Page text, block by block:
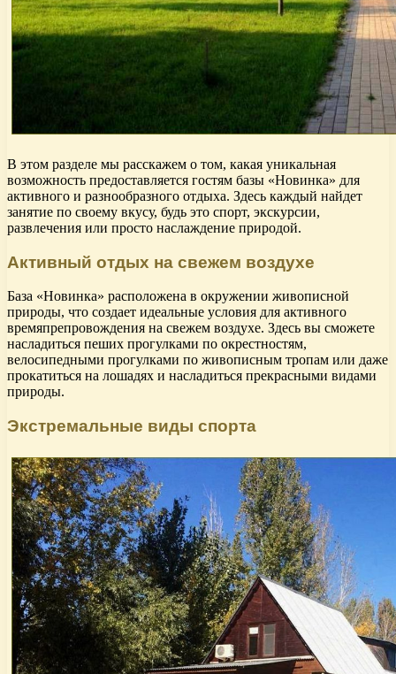
В этом разделе мы расскажем о том, какая уникальная
возможность предоставляется гостям базы «Новинка» для
активного и разнообразного отдыха. Здесь каждый найдет
занятие по своему вкусу, будь это спорт, экскурсии,
развлечения или просто наслаждение природой.
Активный отдых на свежем воздухе
База «Новинка» расположена в окружении живописной
природы, что создает идеальные условия для активного
времяпрепровождения на свежем воздухе. Здесь вы сможете
насладиться пеших прогулками по окрестностям,
велосипедными прогулками по живописным тропам или даже
прокатиться на лошадях и насладиться прекрасными видами
природы.
Экстремальные виды спорта